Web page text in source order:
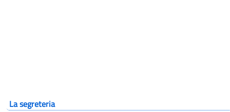
La segreteria